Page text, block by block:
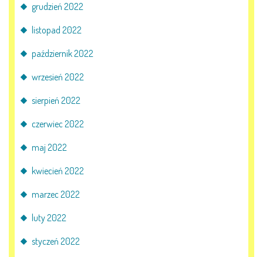
grudzień 2022
listopad 2022
październik 2022
wrzesień 2022
sierpień 2022
czerwiec 2022
maj 2022
kwiecień 2022
marzec 2022
luty 2022
styczeń 2022